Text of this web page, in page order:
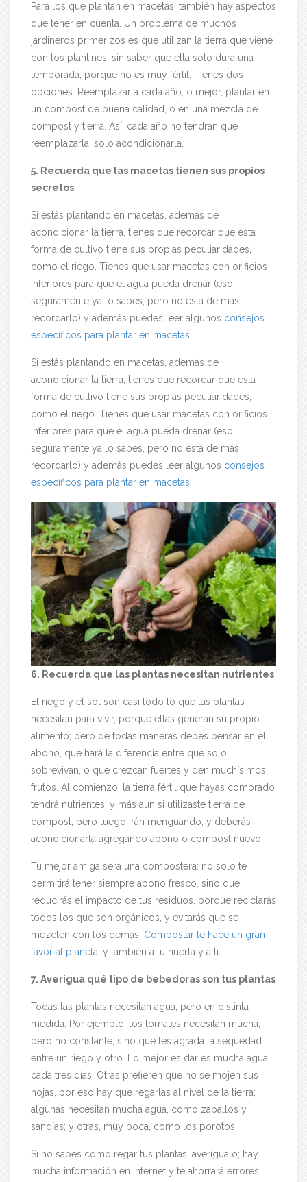
Para los que plantan en macetas, también hay aspectos
que tener en cuenta. Un problema de muchos
jardineros primerizos es que utilizan la tierra que viene
con los plantines, sin saber que ella solo dura una
temporada, porque no es muy fértil. Tienes dos
opciones. Reemplazarla cada año, o mejor, plantar en
un compost de buena calidad, o en una mezcla de
compost y tierra. Así, cada año no tendrán que
reemplazarla, solo acondicionarla.
5. Recuerda que las macetas tienen sus propios
secretos
Si estás plantando en macetas, además de
acondicionar la tierra, tienes que recordar que esta
forma de cultivo tiene sus propias peculiaridades,
como el riego. Tienes que usar macetas con orificios
inferiores para que el agua pueda drenar (eso
seguramente ya lo sabes, pero no está de más
recordarlo) y además puedes leer algunos consejos
específicos para plantar en macetas.
Si estás plantando en macetas, además de
acondicionar la tierra, tienes que recordar que esta
forma de cultivo tiene sus propias peculiaridades,
como el riego. Tienes que usar macetas con orificios
inferiores para que el agua pueda drenar (eso
seguramente ya lo sabes, pero no está de más
recordarlo) y además puedes leer algunos consejos
específicos para plantar en macetas.
6. Recuerda que las plantas necesitan nutrientes
El riego y el sol son casi todo lo que las plantas
necesitan para vivir, porque ellas generan su propio
alimento; pero de todas maneras debes pensar en el
abono, que hará la diferencia entre que solo
sobrevivan, o que crezcan fuertes y den muchísimos
frutos. Al comienzo, la tierra fértil que hayas comprado
tendrá nutrientes, y más aun si utilizaste tierra de
compost, pero luego irán menguando, y deberás
acondicionarla agregando abono o compost nuevo.
Tu mejor amiga será una compostera: no solo te
permitirá tener siempre abono fresco, sino que
reducirás el impacto de tus residuos, porque reciclarás
todos los que son orgánicos, y evitarás que se
mezclen con los demás. Compostar le hace un gran
favor al planeta , y también a tu huerta y a ti.
7. Averigua qué tipo de bebedoras son tus plantas
Todas las plantas necesitan agua, pero en distinta
medida. Por ejemplo, los tomates necesitan mucha,
pero no constante, sino que les agrada la sequedad
entre un riego y otro. Lo mejor es darles mucha agua
cada tres días. Otras prefieren que no se mojen sus
hojas, por eso hay que regarlas al nivel de la tierra;
algunas necesitan mucha agua, como zapallos y
sandías; y otras, muy poca, como los porotos.
Si no sabes cómo regar tus plantas, averígualo; hay
mucha información en Internet y te ahorrará errores